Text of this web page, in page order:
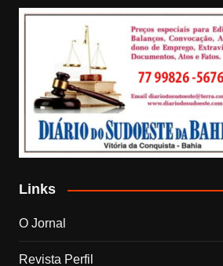
Links
O Jornal
Revista Perfil